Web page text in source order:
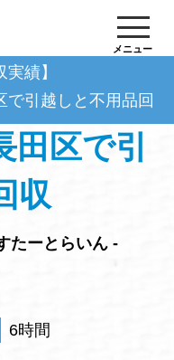
メニュー
実績】
で引越しと不用品回収
田区で引
収
たーとらいん -
6時間